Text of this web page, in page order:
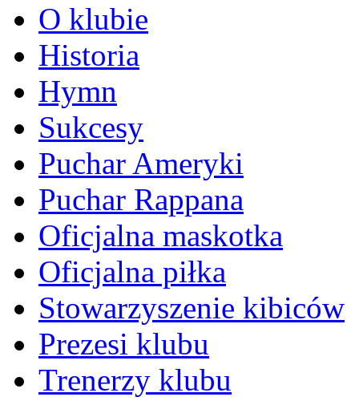
O klubie
Historia
Hymn
Sukcesy
Puchar Ameryki
Puchar Rappana
Oficjalna maskotka
Oficjalna piłka
Stowarzyszenie kibiców
Prezesi klubu
Trenerzy klubu